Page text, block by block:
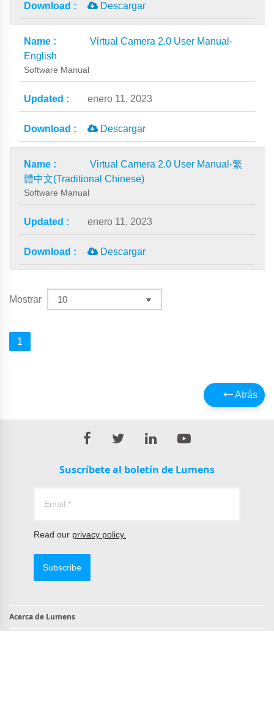
Descargar
Virtual Camera 2.0 User Manual-
English
Software Manual
enero 11, 2023
Descargar
Virtual Camera 2.0 User Manual-繁
體中文(Traditional Chinese)
Software Manual
enero 11, 2023
Descargar
Mostrar
1
Atrás
Suscríbete al boletín de Lumens
Read our privacy policy.
Subscribe
Acerca de Lumens